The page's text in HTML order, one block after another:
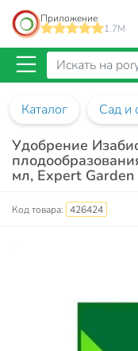
Приложение
1.7M
Каталог Сад и
Удобрение
мл, Expert Garden
Код товара: 426424